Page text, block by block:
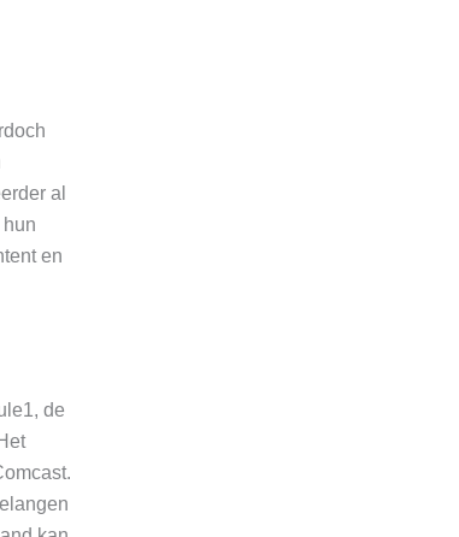
al
en
de